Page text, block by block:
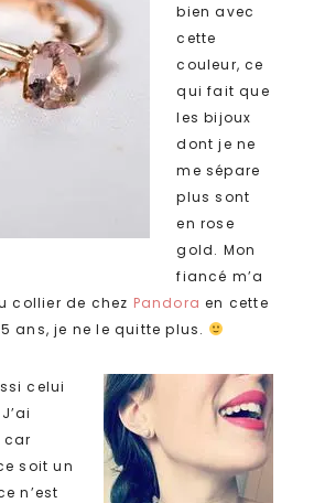
bien avec
cette
couleur, ce
qui fait que
les bijoux
dont je ne
me sépare
plus sont
en rose
gold. Mon
fiancé m’a
collier de chez Pandora en cette
ans, je ne le quitte plus.
celui
car
soit un
n’est